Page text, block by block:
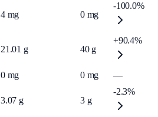
4 mg 0 mg
-100.0%
21.01 g 40 g
+90.4%
0 mg 0 mg —
3.07 g 3 g
-2.3%